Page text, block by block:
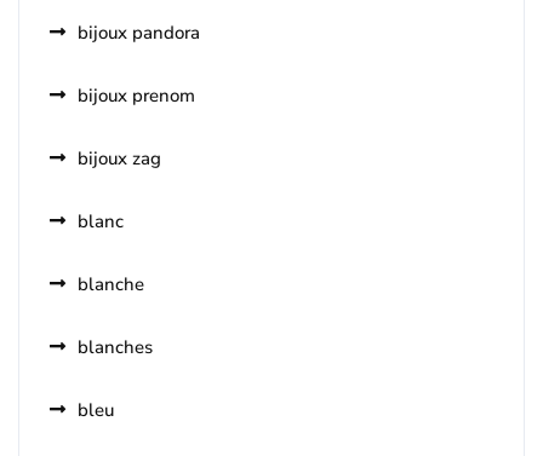
bijoux pandora
bijoux prenom
bijoux zag
blanc
blanche
blanches
bleu